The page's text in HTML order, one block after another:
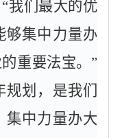
“我们最大的优
够集中力量办
重要法宝。”
划，是我们
集中力量办大